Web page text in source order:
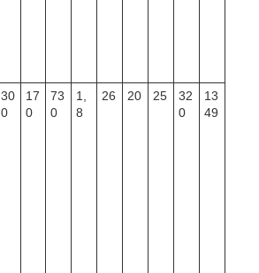
30
0
17
0
73
0
1,
8
26 20 25
32
0
13
49